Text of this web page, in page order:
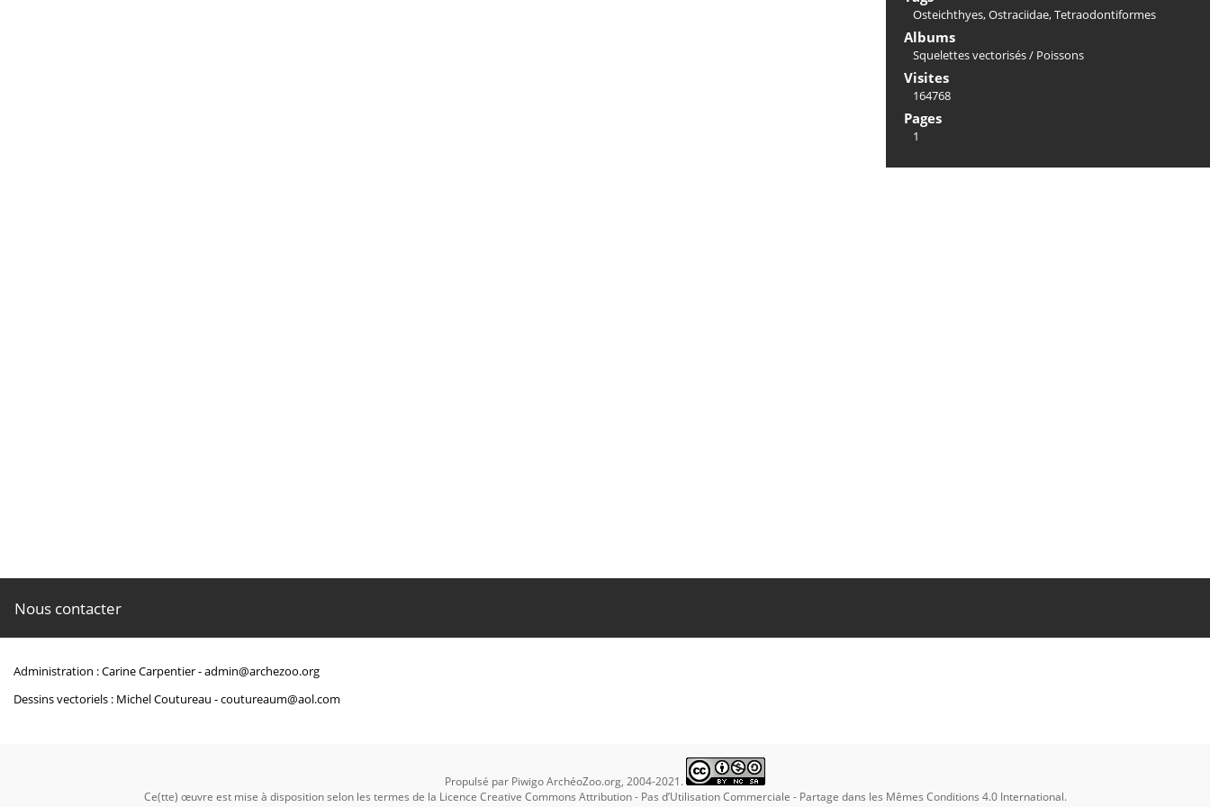
Commerce, National Oceanic and Atmospheric Administration, National Marine Fisheries Service.
Osteichthyes,Ostraciidae,Tetraodontiformes
Albums
Squelettes vectorisés/ Poissons
Visites
164768
Pages
1
Nous contacter
Administration : Carine Carpentier -admin@archezoo.org
Dessins vectoriels : Michel Coutureau -coutureaum@aol.com
Propulsé par PiwigoArchéoZoo.org, 2004-2021.
Ce(tte) œuvre est mise à disposition selon les termes de la Licence Creative Commons Attribution - Pas d’Utilisation Commerciale - Partage dans les Mêmes Conditions 4.0 International.